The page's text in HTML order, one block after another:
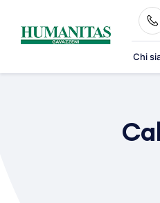
content
Chi